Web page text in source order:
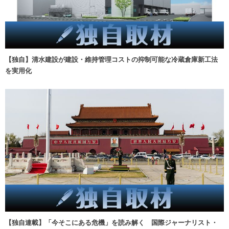
【独自】清水建設が建設・維持管理コストの抑制可能な冷蔵倉庫新工法
を実用化
【独自連載】「今そこにある危機」を読み解く 国際ジャーナリスト・